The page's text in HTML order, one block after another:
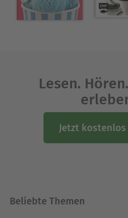
Lesen.
Jetzt
Beliebte Themen